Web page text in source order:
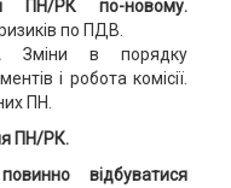
ПН/РК по-новому.
по ПДВ.
Зміни в порядку
і робота комісії.
ПН.
ПН/РК.
відбуватися